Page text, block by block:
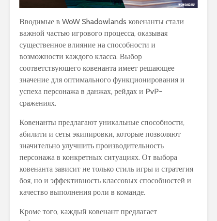
Вводимые в WoW Shadowlands ковенанты стали
важной частью игрового процесса, оказывая
существенное влияние на способности и
возможности каждого класса. Выбор
соответствующего ковенанта имеет решающее
значение для оптимального функционирования и
успеха персонажа в данжах, рейдах и PvP-
сражениях.
Ковенанты предлагают уникальные способности,
абилити и сеты экипировки, которые позволяют
значительно улучшить производительность
персонажа в конкретных ситуациях. От выбора
ковенанта зависит не только стиль игры и стратегия
боя, но и эффективность классовых способностей и
качество выполнения роли в команде.
Кроме того, каждый ковенант предлагает